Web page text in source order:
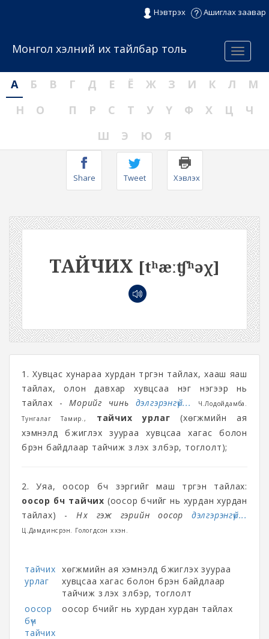
Нэвтрэх Ашиглах заавар
Menu
Монгол хэлний их тайлбар толь
А Б В Г Д Е Ё Ж З И К Л
М
Н
О П Р С Т У Ү Ф Х Ц
Ч
Ш
Э Ю Я
Share Tweet Хэвлэх
ТАЙЧИХ [tʰæːʧʰəχ]
1. Хувцас хунараа хурдан түргэн тайлах, хааш яаш
тайлах, олон давхар хувцсаа нэг нэгээр нь
тайлах -Морийг чинь дэлгэрэнгүй...
Ч.Лодойдамба.
Тунгалаг Тамир.,
тайчих урлаг (хөгжмийн ая
хэмнэлд бүжиглэх зуураа хувцсаа хагас болон
бүрэн байдлаар тайчиж үзүүлэх үзүүлбэр, тоглолт);
2. Уяа, оосор бүч зэргийг маш түргэн тайлах:
оосор бүч тайчих (оосор бүчийг нь хурдан хурдан
тайлах) - Нүүх гэж гэрийн оосор дэлгэрэнгүй...
Ц.Дамдинсүрэн. Гологдсон хүүхэн.
тайчих
урлаг
хөгжмийн ая хэмнэлд бүжиглэх зуураа
хувцсаа хагас болон бүрэн байдлаар
тайчиж үзүүлэх үзүүлбэр, тоглолт
оосор
бүч
тайчих
оосор бүчийг нь хурдан хурдан тайлах